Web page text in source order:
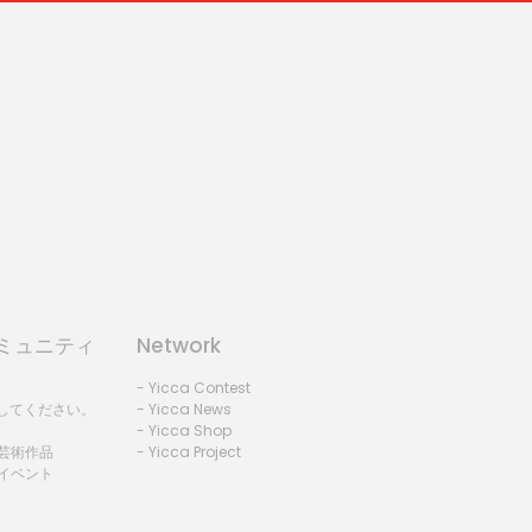
ュニティ
ください。
術作品
ベント
Network
- Yicca Contest
- Yicca News
- Yicca Shop
- Yicca Project